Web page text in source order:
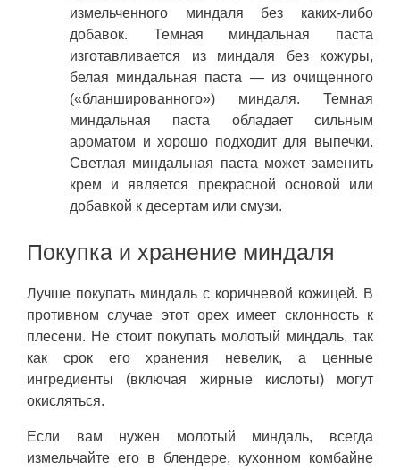
измельченного миндаля без каких-либо
добавок. Темная миндальная паста
изготавливается из миндаля без кожуры,
белая миндальная паста — из очищенного
(«бланшированного») миндаля. Темная
миндальная паста обладает сильным
ароматом и хорошо подходит для выпечки.
Светлая миндальная паста может заменить
крем и является прекрасной основой или
добавкой к десертам или смузи.
Покупка и хранение миндаля
Лучше покупать миндаль с коричневой кожицей. В
противном случае этот орех имеет склонность к
плесени. Не стоит покупать молотый миндаль, так
как срок его хранения невелик, а ценные
ингредиенты (включая жирные кислоты) могут
окисляться.
Если вам нужен молотый миндаль, всегда
измельчайте его в блендере, кухонном комбайне